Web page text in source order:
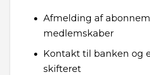
Afmelding af
medlemskaber
Kontakt til banken og
skifteret